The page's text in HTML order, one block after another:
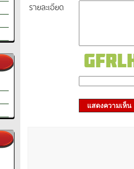
รายละเอียด
แสดงความเห็น